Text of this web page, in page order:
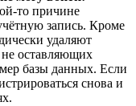
то причине
запись. Кроме
удаляют
не оставляющих
базы данных. Если
снова и